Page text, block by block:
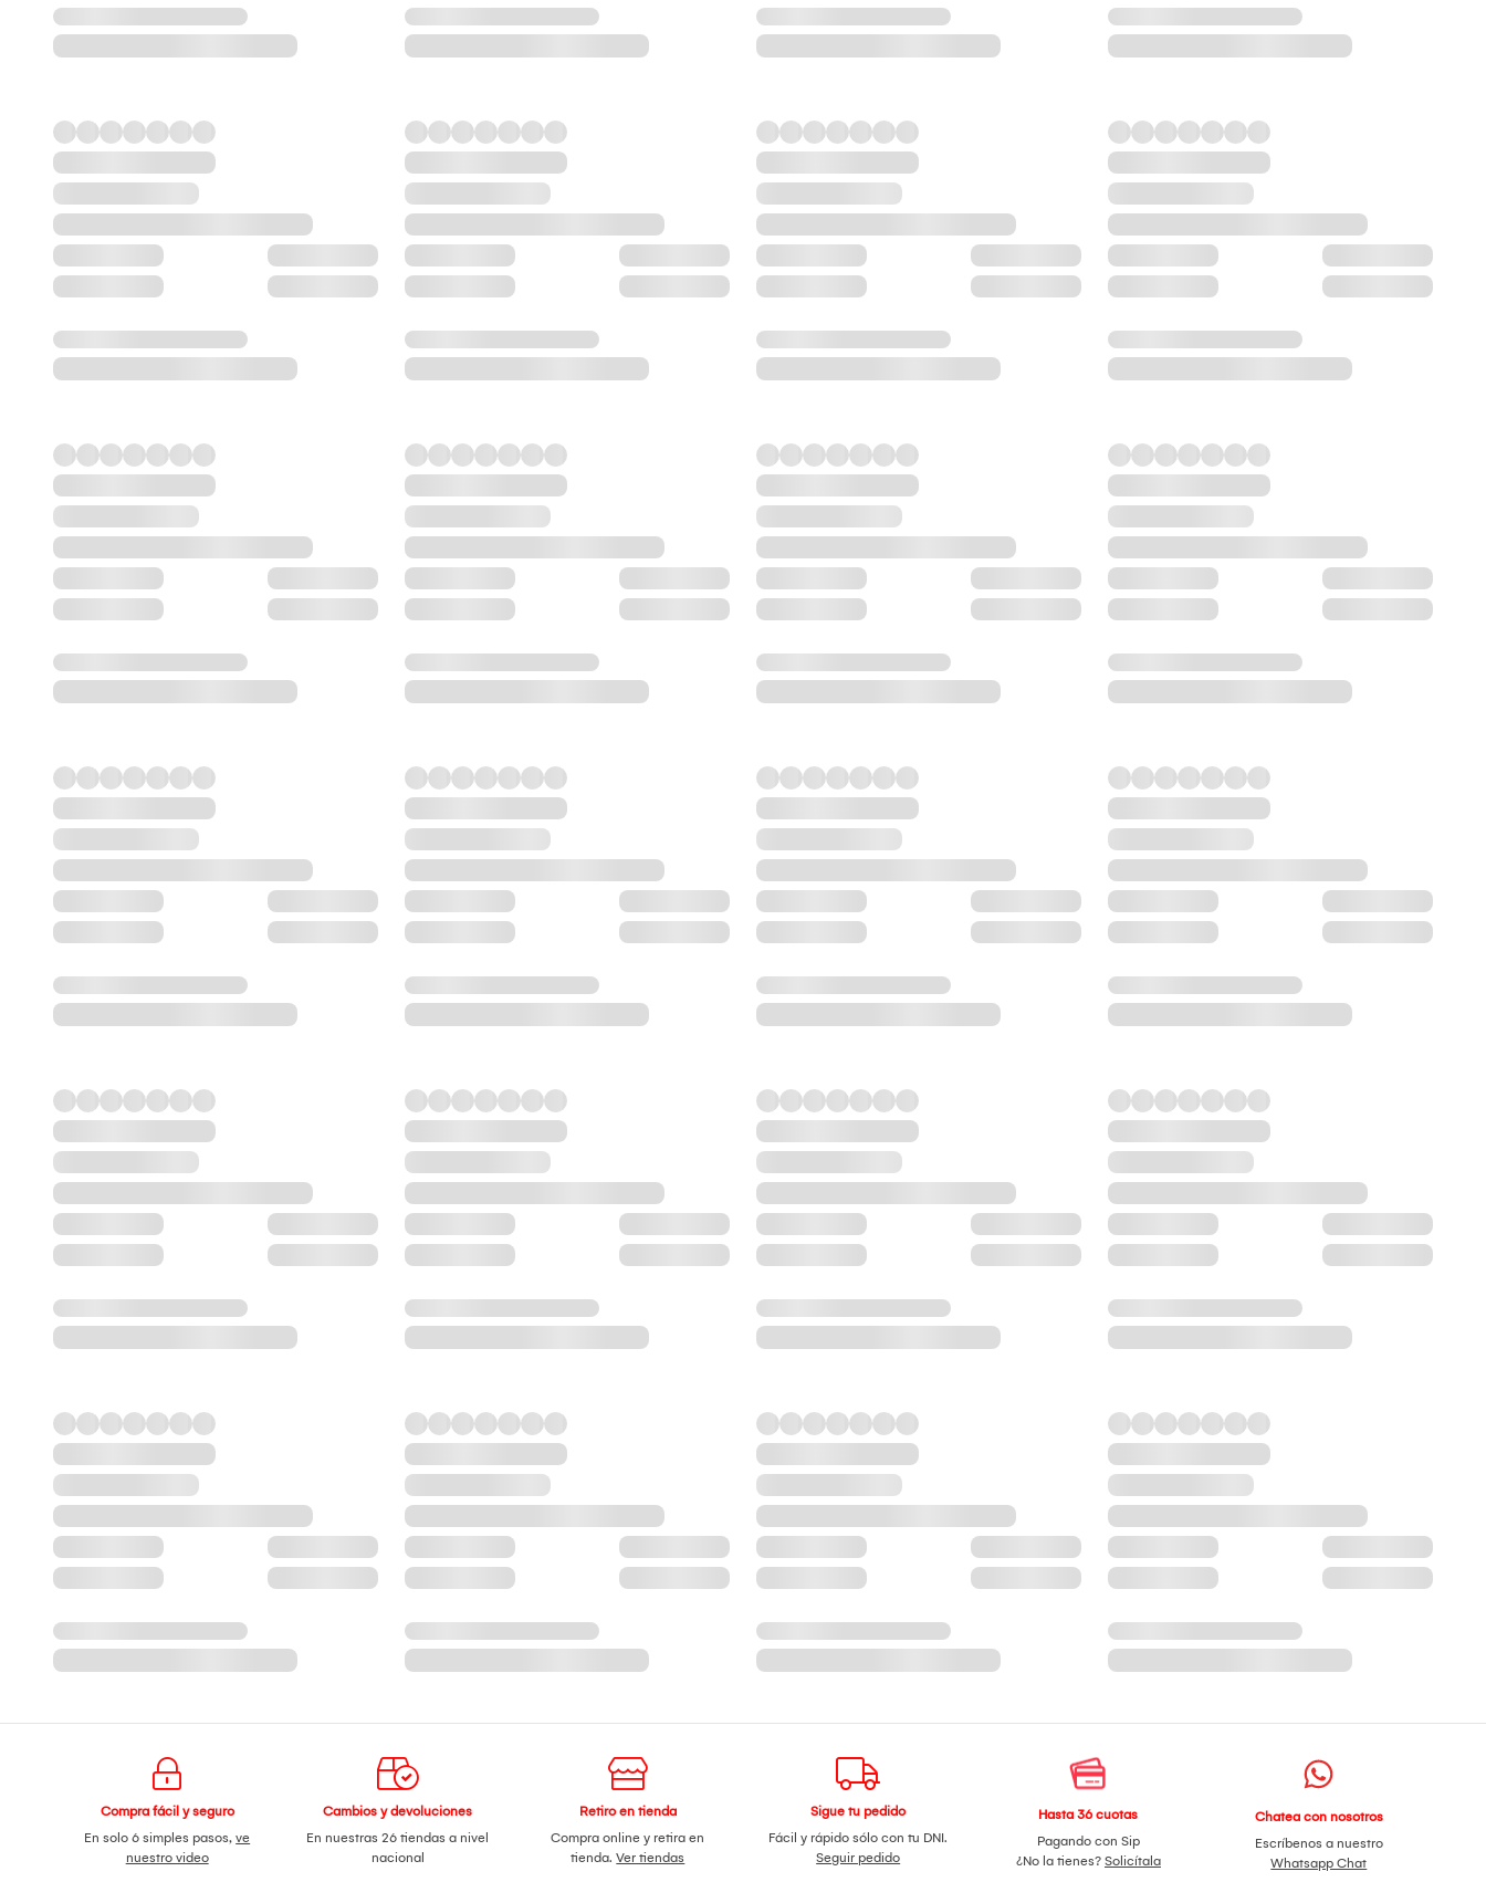
Compra fácil y seguro
En solo 6 simples pasos,ve
nuestro video
Cambios y devoluciones
En nuestras 26 tiendas a nivel
nacional
Retiro en tienda
Compra online y retira en
tienda.Ver tiendas
Sigue tu pedido
Fácil y rápido sólo con tu DNI.
Seguir pedido
Hasta 36 cuotas
Pagando con Sip
¿No la tienes? Solicítala
Chatea con nosotros
Escríbenos a nuestro
Whatsapp Chat